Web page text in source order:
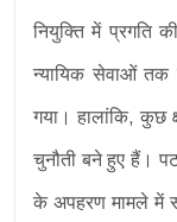
नियुक्ति में प्रगति
न्यायिक सेवाओं तक
गया। हालांकि, कुछ
चुनौती बने हुए हैं।
के अपहरण मामले में